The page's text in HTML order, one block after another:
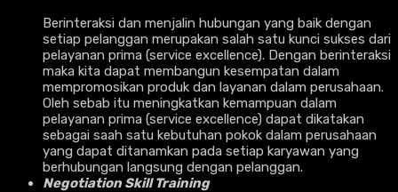
Berinteraksi dan menjalin hubungan yang baik dengan
setiap pelanggan merupakan salah satu kunci sukses dari
pelayanan prima (service excellence). Dengan berinteraksi
maka kita dapat membangun kesempatan dalam
mempromosikan produk dan layanan dalam perusahaan.
Oleh sebab itu meningkatkan kemampuan dalam
pelayanan prima (service excellence) dapat dikatakan
sebagai saah satu kebutuhan pokok dalam perusahaan
yang dapat ditanamkan pada setiap karyawan yang
berhubungan langsung dengan pelanggan.
Negotiation Skill Training